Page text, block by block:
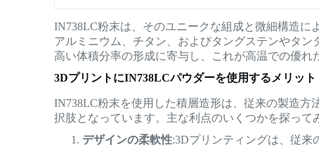
IN738LC粉末は、そのユニークな組成と微細構造に
アルミニウム、チタン、およびタングステンやタ
高い体積分率の形成に寄与し、これが高温での優れ
3DプリントにIN738LCパウダーを使用するメリット
IN738LC粉末を使用した積層造形は、従来の製造
択肢となっています。主な利点のいくつかを探って
デザインの柔軟性:3Dプリンティングは、従来